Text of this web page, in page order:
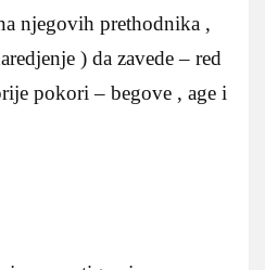
njegovih prethodnika ,
) da zavede – red
pokori – begove , age i